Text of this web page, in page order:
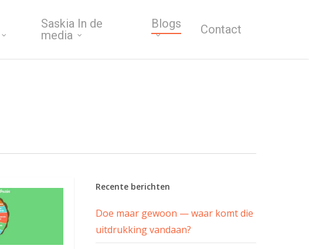
Saskia In de
media
Blogs Contact
Recente berichten
Doe maar gewoon — waar komt die
uitdrukking vandaan?